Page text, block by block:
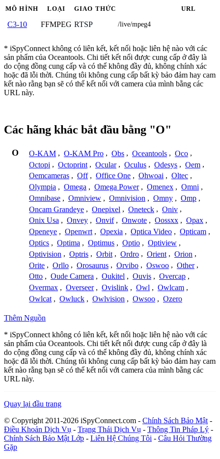
MÔ HÌNH LOẠI GIAO THỨC URL
C3-10 FFMPEG RTSP /live/mpeg4
* iSpyConnect không có liên kết, kết nối hoặc liên hệ nào với các
sản phẩm của Oceantools. Chi tiết kết nối được cung cấp ở đây là
do cộng đồng cung cấp và có thể không đầy đủ, không chính xác
hoặc đã lỗi thời. Chúng tôi không cung cấp bất kỳ bảo đảm hay cam
kết nào rằng bạn sẽ có thể kết nối với camera của mình bằng các
URL này.
Các hãng khác bắt đầu bằng "O"
O O-KAM , O-KAM Pro , Obs , Oceantools , Oco ,
Octopi , Octoprint , Ocular , Oculus , Odesys , Oem ,
Oemcameras , Off , Office One , Ohwoai , Oltec ,
Olympia , Omega , Omega Power , Omenex , Omni ,
Omnibase , Omniview , Omnivision , Omny , Omp ,
Oncam Grandeye , Onepixel , Oneteck , Oniv ,
Onix Usa , Onvey , Onvif , Onwote , Oossxx , Opax ,
Openeye , Openwrt , Opexia , Optica Video , Opticam ,
Optics , Optima , Optimus , Optio , Optiview ,
Optivision , Optris , Orbit , Ordro , Orient , Orion ,
Orite , Orllo , Orosaurus , Orvibo , Oswoo , Other ,
Otto , Oude Camera , Oukitel , Ouvis , Overcap ,
Overmax , Overseer , Ovislink , Owl , Owlcam ,
Owlcat , Owluck , Owlvision , Owsoo , Ozero
Thêm Nguồn
* iSpyConnect không có liên kết, kết nối hoặc liên hệ nào với các
sản phẩm của Oceantools. Chi tiết kết nối được cung cấp ở đây là
do cộng đồng cung cấp và có thể không đầy đủ, không chính xác
hoặc đã lỗi thời. Chúng tôi không cung cấp bất kỳ bảo đảm hay cam
kết nào rằng bạn sẽ có thể kết nối với camera của mình bằng các
URL này.
Quay lại đầu trang
© Copyright 2011-2026 iSpyConnect.com - Chính Sách Bảo Mật -
Điều Khoản Dịch Vụ - Trạng Thái Dịch Vụ - Thông Tin Pháp Lý -
Chính Sách Bảo Mật Lớp - Liên Hệ Chúng Tôi - Câu Hỏi Thường
Gặp